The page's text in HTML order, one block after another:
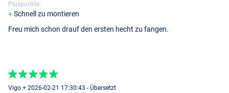
Firetiger
Pluspunkte
Schnell zu montieren
Freu mich schon drauf den ersten hecht zu fangen.
Vigo + 2026-02-21 17:30:43 - Übersetzt